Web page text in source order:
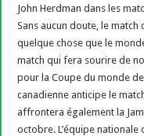
John Herdman dans les
Sans aucun doute, le
quelque chose que le
match qui fera sourire de
pour la Coupe du monde
canadienne anticipe le
affrontera également la
octobre. L’équipe